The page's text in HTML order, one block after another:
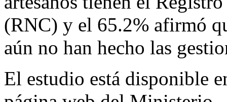
(RNC) y el 65.2% afirmó
aún no han hecho las
El estudio está disponible